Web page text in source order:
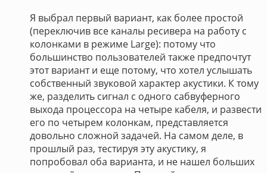
Я выбрал первый вариант, как более простой
(переключив все каналы ресивера на работу с
колонками в режиме Large): потому что
большинство пользователей также предпочтут
этот вариант и еще потому, что хотел услышать
собственный звуковой характер акустики. К тому
же, разделить сигнал с одного сабвуферного
выхода процессора на четыре кабеля, и развести
его по четырем колонкам, представляется
довольно сложной задачей. На самом деле, в
прошлый раз, тестируя эту акустику, я
попробовал оба варианта, и не нашел больших